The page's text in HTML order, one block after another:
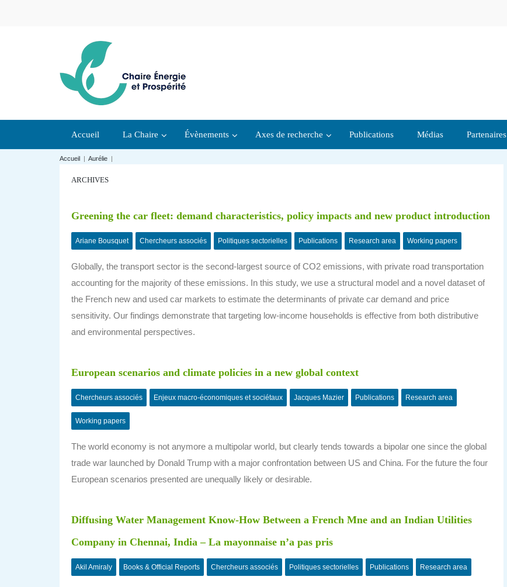
Accueil La Chaire Évènements Axes de recherche Publications Médias Partenaires
Accueil | Aurélie |
ARCHIVES
Greening the car fleet: demand characteristics, policy impacts and new product introduction
Ariane Bousquet Chercheurs associés Politiques sectorielles Publications Research area Working papers
Globally, the transport sector is the second-largest source of CO2 emissions, with private road transportation
accounting for the majority of these emissions. In this study, we use a structural model and a novel dataset of
the French new and used car markets to estimate the determinants of private car demand and price
sensitivity. Our findings demonstrate that targeting low-income households is effective from both distributive
and environmental perspectives.
European scenarios and climate policies in a new global context
Chercheurs associés Enjeux macro-économiques et sociétaux Jacques Mazier Publications Research area
Working papers
The world economy is not anymore a multipolar world, but clearly tends towards a bipolar one since the global
trade war launched by Donald Trump with a major confrontation between US and China. For the future the four
European scenarios presented are unequally likely or desirable.
Diffusing Water Management Know-How Between a French Mne and an Indian Utilities
Company in Chennai, India – La mayonnaise n’a pas pris
Akil Amiraly Books & Official Reports Chercheurs associés Politiques sectorielles Publications Research area